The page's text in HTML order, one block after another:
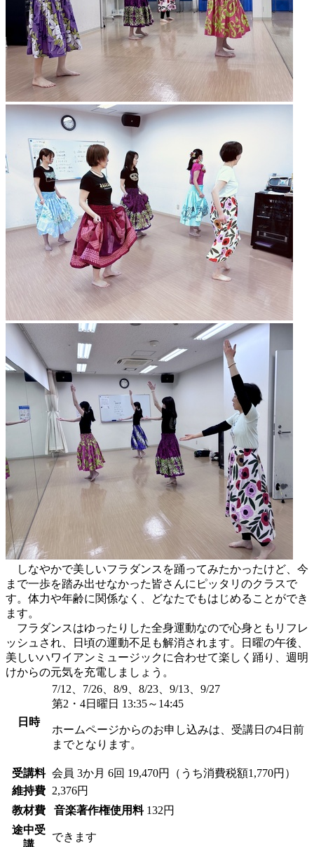
しなやかで美しいフラダンスを踊ってみたかったけど、今
まで一歩を踏み出せなかった皆さんにピッタリのクラスで
す。体力や年齢に関係なく、どなたでもはじめることができ
ます。
フラダンスはゆったりした全身運動なので心身ともリフレ
ッシュされ、日頃の運動不足も解消されます。日曜の午後、
美しいハワイアンミュージックに合わせて楽しく踊り、週明
けからの元気を充電しましょう。
日時
7/12、7/26、8/9、8/23、9/13、9/27
第2・4日曜日 13:35～14:45
ホームページからのお申し込みは、受講日の4日前
までとなります。
受講料 会員 3か月 6回 19,470円（うち消費税額1,770円）
維持費
2,376円
教材費
音楽著作権使用料 132円
途中受
講
できます